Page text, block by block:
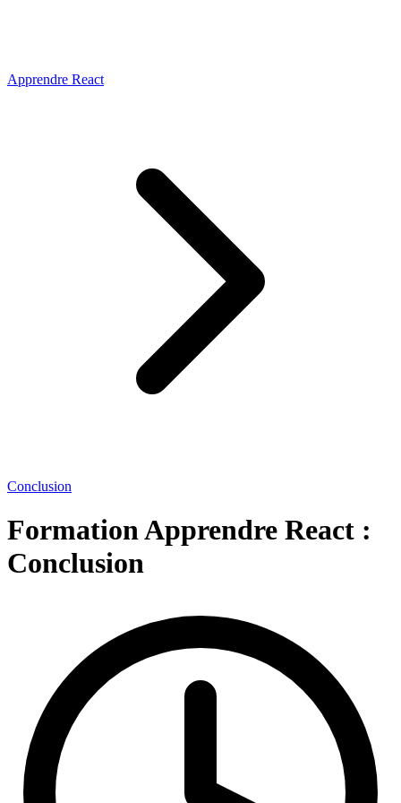
Apprendre React
Conclusion
Formation Apprendre React :
Conclusion